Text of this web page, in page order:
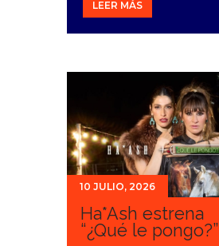
LEER MÁS
10 JULIO, 2026
Ha*Ash estrena
“¿Qué le pongo?”